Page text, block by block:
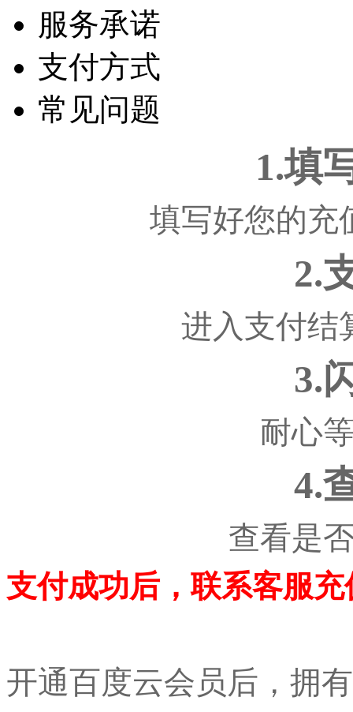
服务承诺
支付方式
常见问题
1.填
填写好您的充
2.
进入支付结
3.
耐心
4.
查看是
支付成功后，联系客服
开通百度云会员后，拥